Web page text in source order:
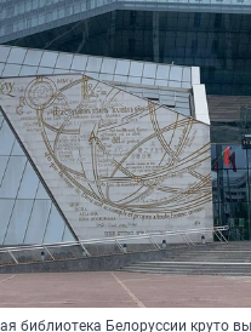
библиотека Белоруссии круто